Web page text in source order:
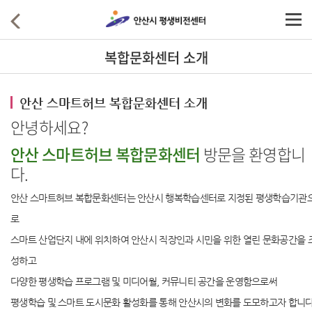
복합문화센터 소개
안산 스마트허브 복합문화센터 소개
안녕하세요?
안산 스마트허브 복합문화센터 방문을 환영합니
다.
안산 스마트허브 복합문화센터는 안산시 행복학습센터로 지정된 평생학습기관
로
스마트 산업단지 내에 위치하여 안산시 직장인과 시민을 위한 열린 문화공간을
성하고
다양한 평생학습 프로그램 및 미디어월, 커뮤니티 공간을 운영함으로써
평생학습 및 스마트 도시문화 활성화를 통해 안산시의 변화를 도모하고자 합니